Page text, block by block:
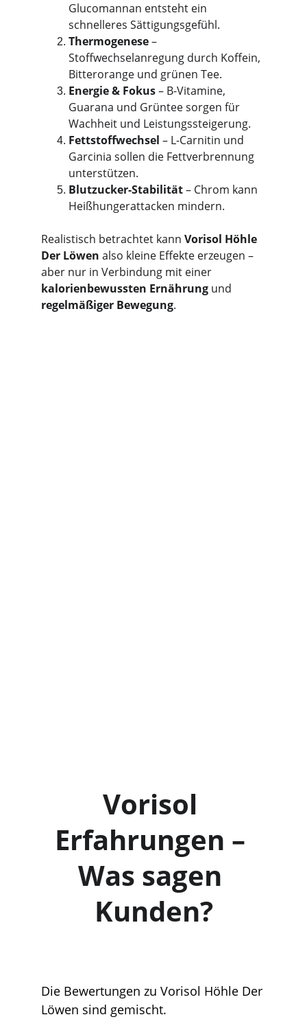
Glucomannan entsteht ein
schnelleres Sättigungsgefühl.
Thermogenese –
Stoffwechselanregung durch Koffein,
Bitterorange und grünen Tee.
Energie & Fokus – B-Vitamine,
Guarana und Grüntee sorgen für
Wachheit und Leistungssteigerung.
Fettstoffwechsel – L-Carnitin und
Garcinia sollen die Fettverbrennung
unterstützen.
Blutzucker-Stabilität – Chrom kann
Heißhungerattacken mindern.
Realistisch betrachtet kann Vorisol Höhle
Der Löwen also kleine Effekte erzeugen –
aber nur in Verbindung mit einer
kalorienbewussten Ernährung und
regelmäßiger Bewegung.
Vorisol
Erfahrungen –
Was sagen
Kunden?
Die Bewertungen zu Vorisol Höhle Der
Löwen sind gemischt.